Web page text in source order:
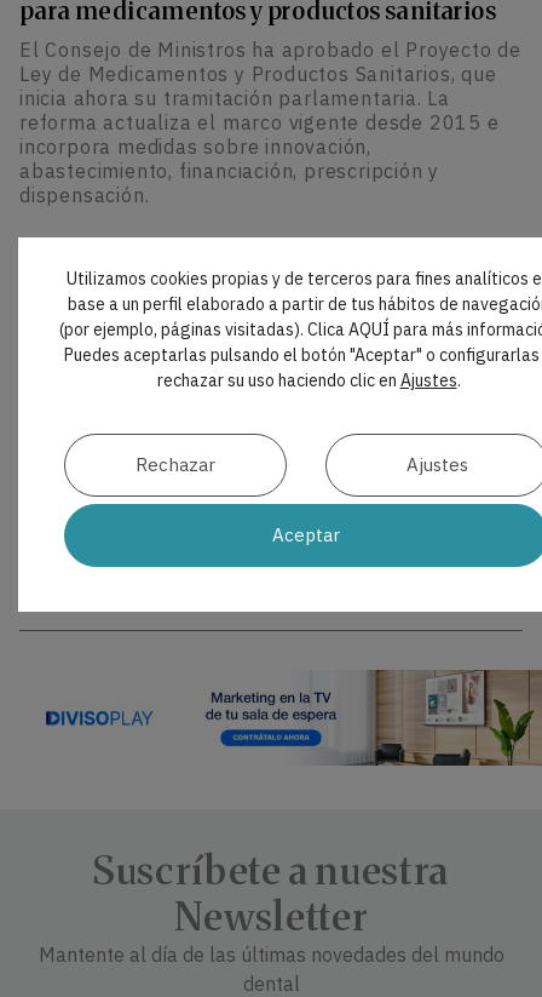
para medicamentos y productos sanitarios
El Consejo de Ministros ha aprobado el Proyecto de
Ley de Medicamentos y Productos Sanitarios, que
inicia ahora su tramitación parlamentaria. La
reforma actualiza el marco vigente desde 2015 e
incorpora medidas sobre innovación,
abastecimiento, financiación, prescripción y
dispensación.
INTELIGENCIA ARTIFICIAL|PROMPTS
Guía práctica para publicar artículos
científicos en Odontología
Publicar en una revista indexada exige definir una
pregunta de investigación relevante, aplicar una
metodología rigurosa y seleccionar el destino
editorial adecuado. En este proceso, la inteligencia
artificial puede facilitar la búsqueda bibliográfica,
la organización de la información y la revisión del
manuscrito.
Suscríbete a nuestra
Newsletter
Mantente al día de las últimas novedades del mundo
dental
Utilizamos cookies propias y de terceros para fines analíticos
base a un perfil elaborado a partir de tus hábitos de
(por ejemplo, páginas visitadas). Clica AQUÍ para más
Puedes aceptarlas pulsando el botón "Aceptar" o
rechazar su uso haciendo clic en Ajustes.
Aceptar
Rechazar Ajustes